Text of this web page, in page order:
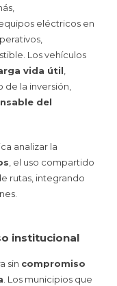
equipos eléctricos en
Los vehículos
vida útil
la inversión,
del
analizar la
, el uso compartido
rutas, integrando
institucional
sin compromiso
. Los municipios que